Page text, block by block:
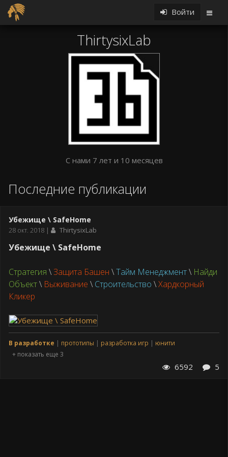
Войти
ThirtysixLab
С нами 7 лет и 10 месяцев
Последние публикации
Убежище \ SafeHome
Дата
28 окт. 2018 ThirtysixLab
Убежище \ SafeHome
Стратегия \Защита Башен \Тайм Менеджмент\ Найди
Объект\ Выживание \ Строительство \Хардкорный
Кликер
В разработке прототипы разработка игр
юнити
+ показать еще 3
6592 5